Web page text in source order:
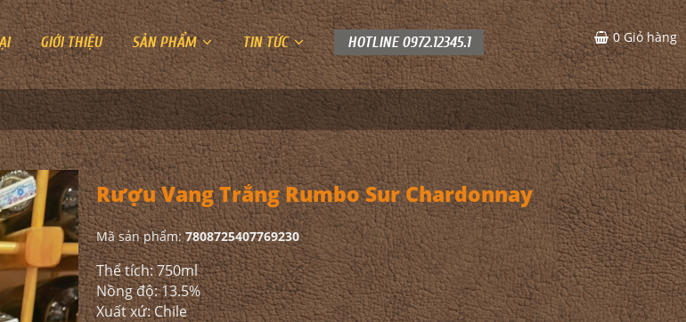
GIỚI THIỆU SẢN PHẨM TIN TỨC HOTLINE 0972.12345.1 0 Giỏ hàng
Rượu Vang Trắng Rumbo Sur Chardonnay
Mã sản phẩm:7808725407769230
Thể tích: 750ml
Nồng độ: 13.5%
Xuất xứ: Chile